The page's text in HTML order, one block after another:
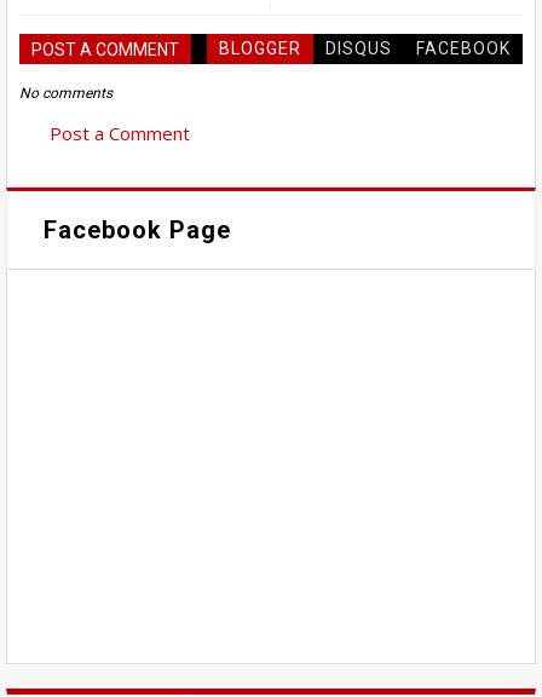
POST A COMMENT BLOGGER DISQUS FACEBOOK
No comments
Post a Comment
Facebook Page